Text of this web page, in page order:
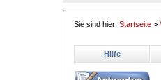
Sie sind hier: Startseite >
Hilfe